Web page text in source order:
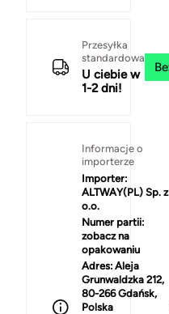
Przesyłka
standardowa
U ciebie w
1-2 dni!
Informacje o
importerze
Importer:
ALTWAY(PL) Sp. z
o.o.
Numer partii:
zobacz na
opakowaniu
Adres: Aleja
Grunwaldzka 212,
80-266 Gdańsk,
Polska